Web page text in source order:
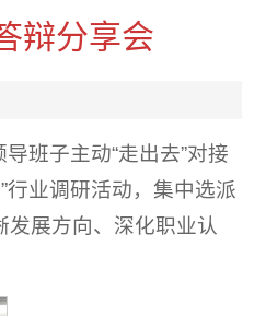
辩分享会
班子主动“走出去”对接
行业调研活动，集中选派
展方向、深化职业认